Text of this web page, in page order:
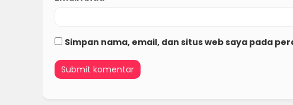
Simpan nama, email, dan situs web saya pada